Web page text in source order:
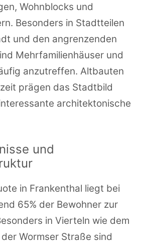
Wohnblocks und
Besonders in Stadtteilen
und den angrenzenden
Mehrfamilienhäuser und
anzutreffen. Altbauten
prägen das Stadtbild
architektonische
und
in Frankenthal liegt bei
65% der Bewohner zur
in Vierteln wie dem
Wormser Straße sind